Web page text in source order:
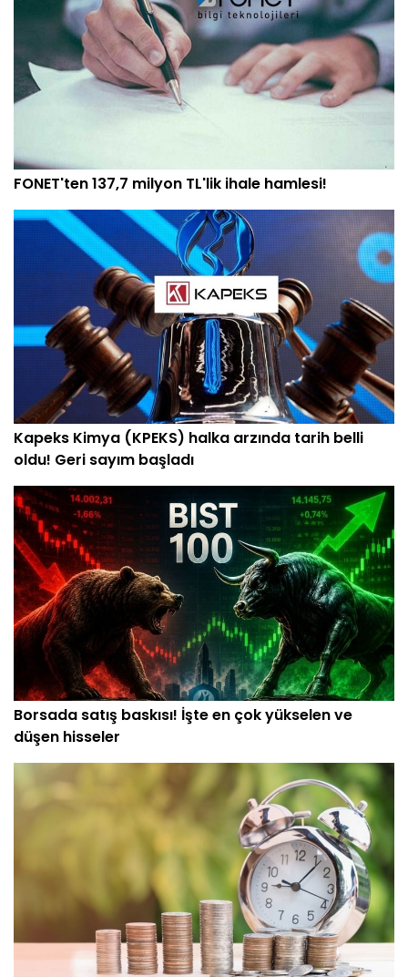
FONET'ten 137,7 milyon TL'lik ihale hamlesi!
Kapeks Kimya (KPEKS) halka arzında tarih belli
oldu! Geri sayım başladı
Borsada satış baskısı! İşte en çok yükselen ve
düşen hisseler